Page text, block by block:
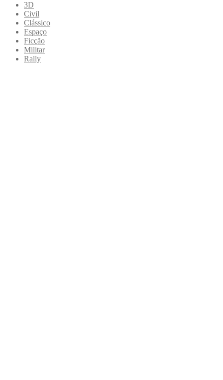
3D
Civil
Clássico
Espaço
Ficção
Militar
Rally